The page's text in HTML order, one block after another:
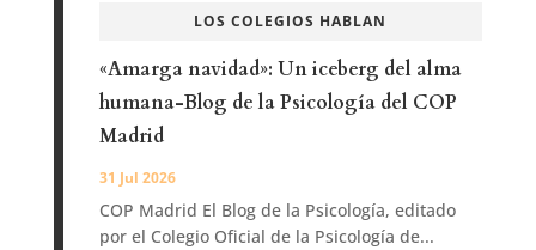
LOS COLEGIOS HABLAN
«Amarga navidad»: Un iceberg del alma
humana-Blog de la Psicología del COP
Madrid
31 Jul 2026
COP Madrid El Blog de la Psicología, editado
por el Colegio Oficial de la Psicología de...